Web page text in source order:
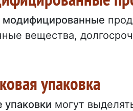
модифицированные
вещества,
упаковка
упаковки могут